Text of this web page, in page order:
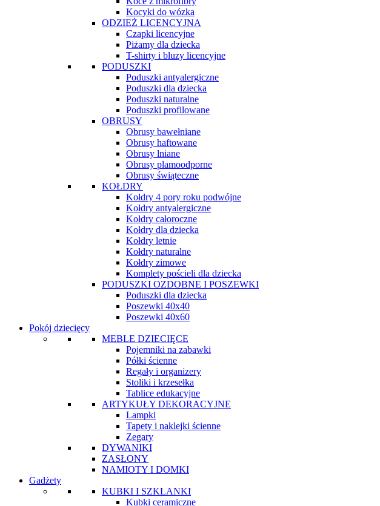
Kocyki do wózka
ODZIEŻ LICENCYJNA
Czapki licencyjne
Piżamy dla dziecka
T-shirty i bluzy licencyjne
PODUSZKI
Poduszki antyalergiczne
Poduszki dla dziecka
Poduszki naturalne
Poduszki profilowane
OBRUSY
Obrusy bawełniane
Obrusy haftowane
Obrusy lniane
Obrusy plamoodporne
Obrusy świąteczne
KOŁDRY
Kołdry 4 pory roku podwójne
Kołdry antyalergiczne
Kołdry całoroczne
Kołdry dla dziecka
Kołdry letnie
Kołdry naturalne
Kołdry zimowe
Komplety pościeli dla dziecka
PODUSZKI OZDOBNE I POSZEWKI
Poduszki dla dziecka
Poszewki 40x40
Poszewki 40x60
Pokój dziecięcy
MEBLE DZIECIĘCE
Pojemniki na zabawki
Półki ścienne
Regały i organizery
Stoliki i krzesełka
Tablice edukacyjne
ARTYKUŁY DEKORACYJNE
Lampki
Tapety i naklejki ścienne
Zegary
DYWANIKI
ZASŁONY
NAMIOTY I DOMKI
Gadżety
KUBKI I SZKLANKI
Kubki ceramiczne